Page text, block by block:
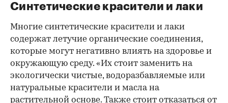
Синтетические красители и лаки
Многие синтетические красители и лаки
содержат летучие органические соединения,
которые могут негативно влиять на здоровье и
окружающую среду. «Их стоит заменить на
экологически чистые, водоразбавляемые или
натуральные красители и масла на
растительной основе. Также стоит отказаться от